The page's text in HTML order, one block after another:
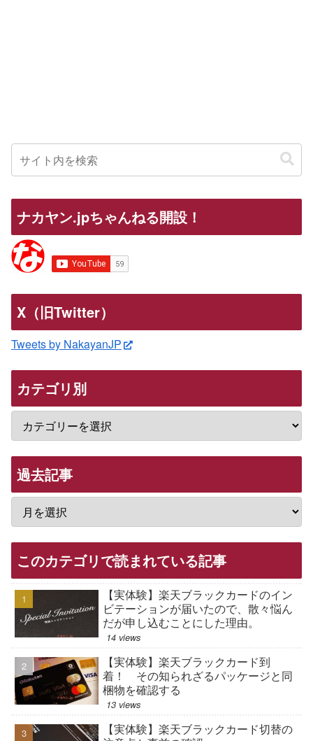
ナカヤン.jpちゃんねる開設！
X（旧Twitter）
Tweets by NakayanJP
カテゴリ別
過去記事
このカテゴリで読まれている記事
【実体験】楽天ブラックカードのイン
ビテーションが届いたので、散々悩ん
だが申し込むことにした理由。
14 views
【実体験】楽天ブラックカード到
着！ その知られざるパッケージと同
梱物を確認する
13 views
【実体験】楽天ブラックカード切替の